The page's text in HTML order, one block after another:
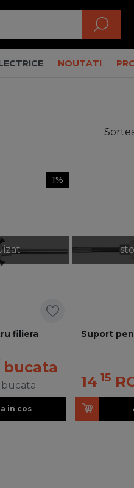
NOUTATI
1%
filiera
bucata
bucata
in cos
Suport
14 15